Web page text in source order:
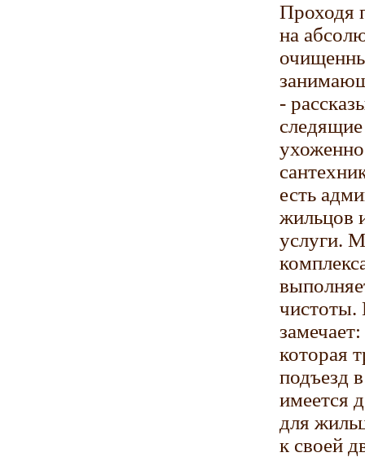
Проходя
на
-
есть
жильцов
услуги.
чистоты.
которая
подъезд
имеется
для
к своей